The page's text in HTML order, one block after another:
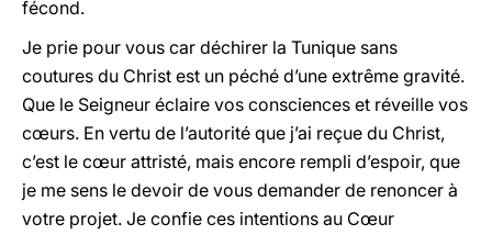
fécond.
Je prie pour vous car déchirer la Tunique sans
coutures du Christ est un péché d’une extrême gravité.
Que le Seigneur éclaire vos consciences et réveille vos
cœurs. En vertu de l’autorité que j’ai reçue du Christ,
c’est le cœur attristé, mais encore rempli d’espoir, que
je me sens le devoir de vous demander de renoncer à
votre projet. Je confie ces intentions au Cœur